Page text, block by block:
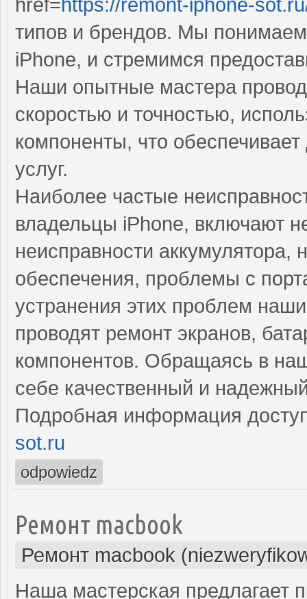
href=https://remont-iphone-
типов и брендов. Мы
iPhone, и стремимся
Наши опытные мастера
скоростью и точностью,
компоненты, что
услуг.
Наиболее частые
владельцы iPhone, включают
неисправности аккумулятора,
обеспечения, проблемы с
устранения этих проблем
проводят ремонт экранов,
компонентов. Обращаясь в
себе качественный и
Подробная информация
sot.ru
odpowiedz
Ремонт macbook
Ремонт macbook
Наша мастерская предлагает